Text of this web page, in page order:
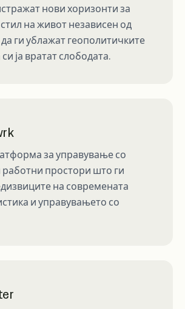
нови хоризонти за
на живот независен од
да ги ублажат геополитичките
ја вратат слободата.
за управување со
работни простори што ги
на современата
и управувањето со